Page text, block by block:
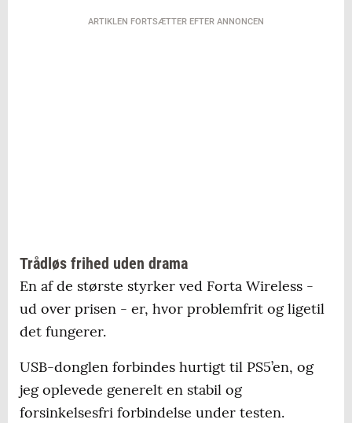
ARTIKLEN FORTSÆTTER EFTER ANNONCEN
Trådløs frihed uden drama
En af de største styrker ved Forta Wireless -
ud over prisen - er, hvor problemfrit og ligetil
det fungerer.
USB-donglen forbindes hurtigt til PS5’en, og
jeg oplevede generelt en stabil og
forsinkelsesfri forbindelse under testen.